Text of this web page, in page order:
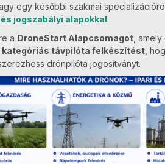
egy későbbi szakmai
jogszabályi alapokkal.
a DroneStart Alapcsomagot ,
kategóriás távpilóta felkészítést ,
drónpilóta jogosítványt.